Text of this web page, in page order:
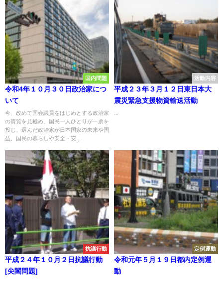
国内問題
令和4年１０月３０日政治家につ
いて
今、改めて国会議員をはじめとする政治家
の資質を見極め、国民一人ひとりが一票を
投じ、選んだ政治家が日本国家の未来や国
益、国民の暮らしや安全・安...
活動内容
平成２３年３月１２日東日本大
震災緊急支援物資輸送活動
抗議行動
平成２４年１０月２日抗議行動
[尖閣問題]
定例運動
令和元年５月１９日都内定例運
動